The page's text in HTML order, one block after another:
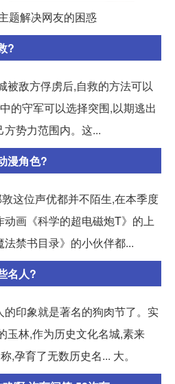
题解决网友的困惑
?
被敌方俘虏后,自救的方法可以
的守军可以选择突围,以期逃出
势力范围内。这...
漫角色?
这位声优都并不陌生,在本季度
画《科学的超电磁炮T》的上
禁书目录》的小伙伴都...
名人?
印象就是著名的狗肉节了。实
玉林,作为历史文化名城,素来
,孕育了无数历史名... 大。